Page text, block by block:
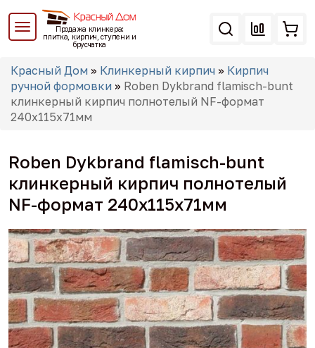
Перейти
основному
Продажа клинкера:
плитка, кирпич, ступени и
брусчатка
Вы
здесь
Красный Дом » Клинкерный кирпич » Кирпич
ручной формовки » Roben Dykbrand flamisch-bunt
клинкерный кирпич полнотелый NF-формат
240x115x71мм
Roben Dykbrand flamisch-bunt
клинкерный кирпич полнотелый
NF-формат 240x115x71мм